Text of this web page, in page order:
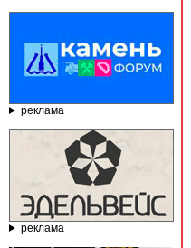
реклама
реклама